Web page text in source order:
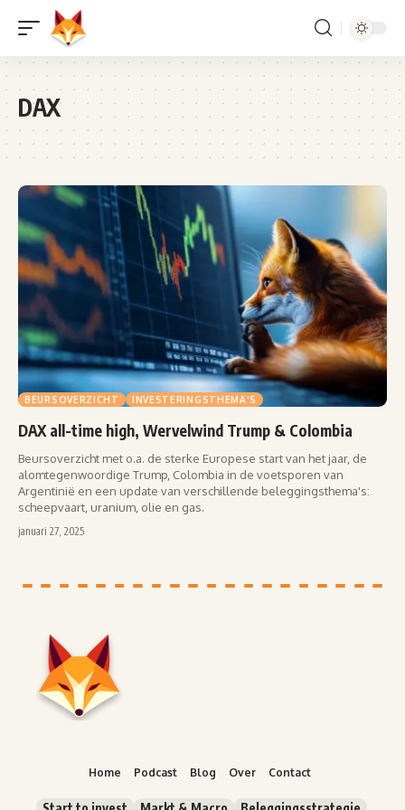
DAX
BEURSOVERZICHT INVESTERINGSTHEMA'S
DAX all-time high, Wervelwind Trump & Colombia
Beursoverzicht met o.a. de sterke Europese start van het jaar, de
alomtegenwoordige Trump, Colombia in de voetsporen van
Argentinië en een update van verschillende beleggingsthema's:
scheepvaart, uranium, olie en gas.
januari 27, 2025
Home Podcast Blog Over Contact